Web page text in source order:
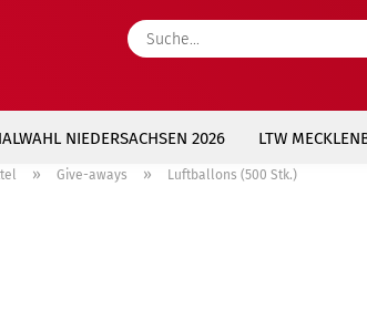
NIEDERSACHSEN 2026 LTW
» Give-aways » Luftballons (500 Stk.)